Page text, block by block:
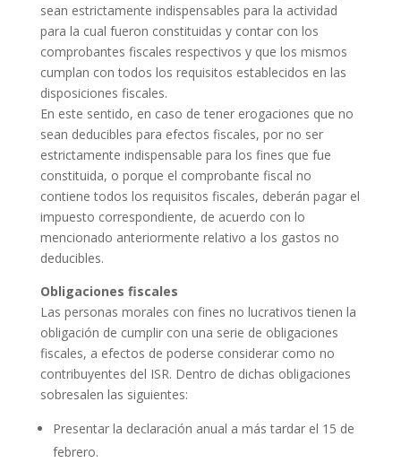
sean estrictamente indispensables para la actividad
para la cual fueron constituidas y contar con los
comprobantes fiscales respectivos y que los mismos
cumplan con todos los requisitos establecidos en las
disposiciones fiscales.
En este sentido, en caso de tener erogaciones que no
sean deducibles para efectos fiscales, por no ser
estrictamente indispensable para los fines que fue
constituida, o porque el comprobante fiscal no
contiene todos los requisitos fiscales, deberán pagar el
impuesto correspondiente, de acuerdo con lo
mencionado anteriormente relativo a los gastos no
deducibles.
Obligaciones fiscales
Las personas morales con fines no lucrativos tienen la
obligación de cumplir con una serie de obligaciones
fiscales, a efectos de poderse considerar como no
contribuyentes del ISR. Dentro de dichas obligaciones
sobresalen las siguientes:
Presentar la declaración anual a más tardar el 15 de
febrero.